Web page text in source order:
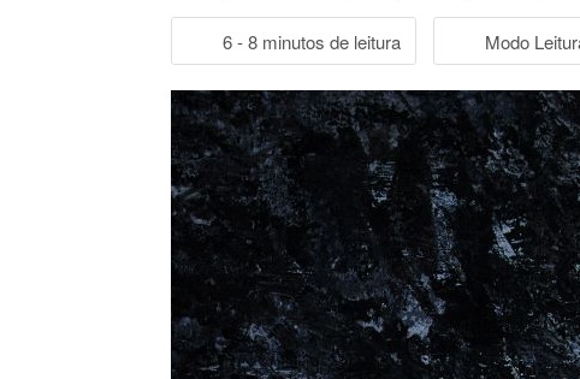
6 - 8 minutos de leitura Modo